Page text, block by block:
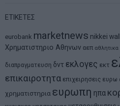
ΕΤΙΚΕΤΕΣ
eurobank marketnews nikkei wall
Χρηματιστηριο Αθηνων αεπ αθλητικα
διαπραγματευση δντ εκλογες εκτ
επικαιροτητα επιχειρησεις ευρω
χρηματιστηρια ευρωπη ηπα